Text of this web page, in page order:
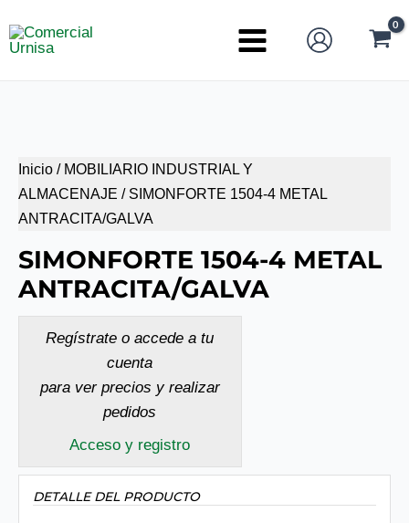
al
Main
Inicio / MOBILIARIO INDUSTRIAL Y
ALMACENAJE / SIMONFORTE 1504-4 METAL
ANTRACITA/GALVA
SIMONFORTE 1504-4 METAL
ANTRACITA/GALVA
Regístrate o accede a tu
cuenta
para ver precios y realizar
pedidos
Acceso y registro
DETALLE DEL PRODUCTO